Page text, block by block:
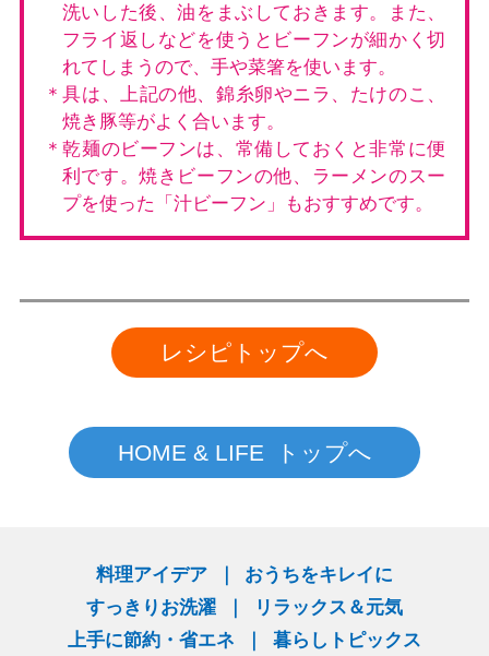
洗いした後、油をまぶしておきます。また、
フライ返しなどを使うとビーフンが細かく切
れてしまうので、手や菜箸を使います。
＊具は、上記の他、錦糸卵やニラ、たけのこ、
焼き豚等がよく合います。
＊乾麺のビーフンは、常備しておくと非常に便
利です。焼きビーフンの他、ラーメンのスー
プを使った「汁ビーフン」もおすすめです。
レシピトップへ
HOME & LIFE トップへ
料理アイデア
おうちをキレイに
すっきりお洗濯
リラックス＆元気
上手に節約・省エネ
暮らしトピックス